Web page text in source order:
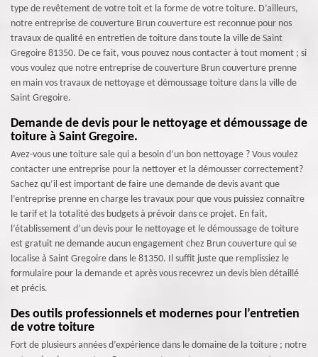
type de revêtement de votre toit et la forme de votre toiture. D’ailleurs,
notre entreprise de couverture Brun couverture est reconnue pour nos
travaux de qualité en entretien de toiture dans toute la ville de Saint
Gregoire 81350. De ce fait, vous pouvez nous contacter à tout moment ; si
vous voulez que notre entreprise de couverture Brun couverture prenne
en main vos travaux de nettoyage et démoussage toiture dans la ville de
Saint Gregoire.
Demande de devis pour le nettoyage et démoussage de
toiture à Saint Gregoire.
Avez-vous une toiture sale qui a besoin d’un bon nettoyage ? Vous voulez
contacter une entreprise pour la nettoyer et la démousser correctement?
Sachez qu’il est important de faire une demande de devis avant que
l’entreprise prenne en charge les travaux pour que vous puissiez connaître
le tarif et la totalité des budgets à prévoir dans ce projet. En fait,
l’établissement d’un devis pour le nettoyage et le démoussage de toiture
est gratuit ne demande aucun engagement chez Brun couverture qui se
localise à Saint Gregoire dans le 81350. Il suffit juste que remplissiez le
formulaire pour la demande et après vous recevrez un devis bien détaillé
et précis.
Des outils professionnels et modernes pour l’entretien
de votre toiture
Fort de plusieurs années d’expérience dans le domaine de la toiture ; notre